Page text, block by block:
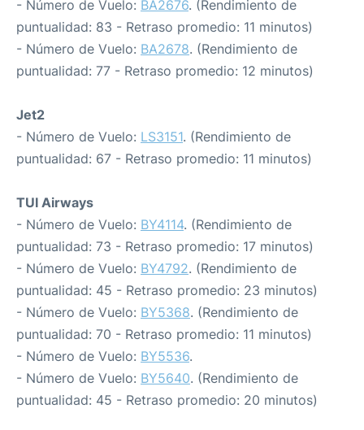
- Número de Vuelo: BA2676. (Rendimiento de
puntualidad: 83 - Retraso promedio: 11 minutos)
- Número de Vuelo: BA2678. (Rendimiento de
puntualidad: 77 - Retraso promedio: 12 minutos)
Jet2
- Número de Vuelo: LS3151. (Rendimiento de
puntualidad: 67 - Retraso promedio: 11 minutos)
TUI Airways
- Número de Vuelo: BY4114. (Rendimiento de
puntualidad: 73 - Retraso promedio: 17 minutos)
- Número de Vuelo: BY4792. (Rendimiento de
puntualidad: 45 - Retraso promedio: 23 minutos)
- Número de Vuelo: BY5368. (Rendimiento de
puntualidad: 70 - Retraso promedio: 11 minutos)
- Número de Vuelo: BY5536.
- Número de Vuelo: BY5640. (Rendimiento de
puntualidad: 45 - Retraso promedio: 20 minutos)